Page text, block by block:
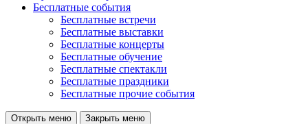
Бесплатные события
Бесплатные встречи
Бесплатные выставки
Бесплатные концерты
Бесплатные обучение
Бесплатные спектакли
Бесплатные праздники
Бесплатные прочие события
Открыть меню Закрыть меню